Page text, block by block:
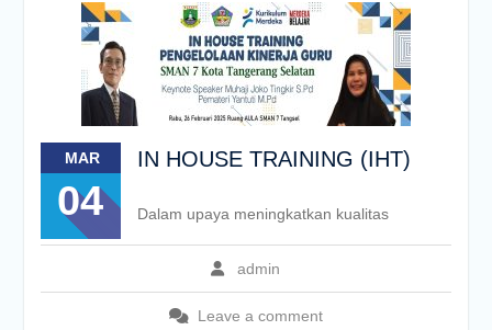
MAR
04
IN HOUSE TRAINING (IHT)
admin
Leave a comment
Dalam upaya meningkatkan kualitas